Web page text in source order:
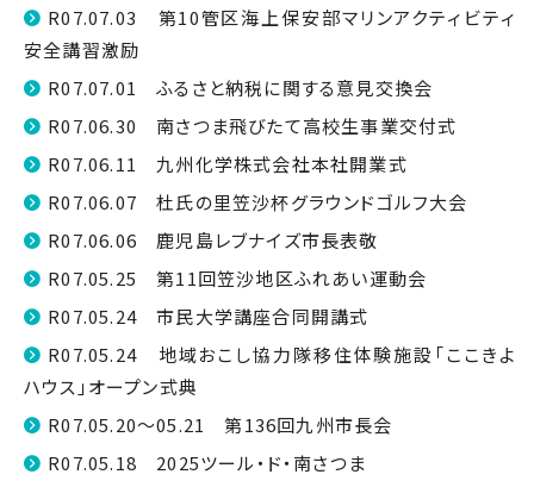
R07.07.03 第10管区海上保安部マリンアクティビティ
安全講習激励
R07.07.01 ふるさと納税に関する意見交換会
R07.06.30 南さつま飛びたて高校生事業交付式
R07.06.11 九州化学株式会社本社開業式
R07.06.07 杜氏の里笠沙杯グラウンドゴルフ大会
R07.06.06 鹿児島レブナイズ市長表敬
R07.05.25 第11回笠沙地区ふれあい運動会
R07.05.24 市民大学講座合同開講式
R07.05.24 地域おこし協力隊移住体験施設「ここきよ
ハウス」オープン式典
R07.05.20～05.21 第136回九州市長会
R07.05.18 2025ツール・ド・南さつま